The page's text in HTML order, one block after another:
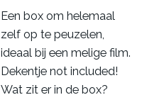
Een box om helemaal
zelf op te peuzelen,
ideaal bij een melige film.
Dekentje not included!
Wat zit er in de box?